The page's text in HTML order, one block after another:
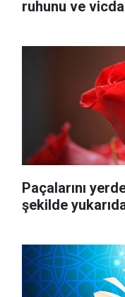
ruhunu ve
Paçalarını
şekilde